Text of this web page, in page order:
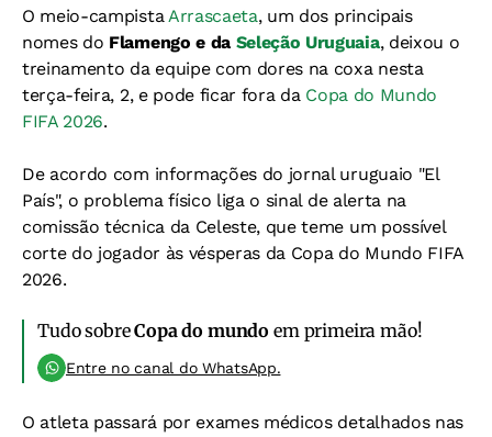
O meio-campistaArrascaeta, um dos principais
nomes do Flamengo e da Seleção Uruguaia, deixou o
treinamento da equipe com dores na coxa nesta
terça-feira, 2, e pode ficar fora da Copa do Mundo
FIFA 2026.
De acordo com informações do jornal uruguaio "El
País", o problema físico liga o sinal de alerta na
comissão técnica da Celeste, que teme um possível
corte do jogador às vésperas da Copa do Mundo FIFA
2026.
Tudo sobreCopa do mundo em primeira mão!
Entre no canal do WhatsApp.
O atleta passará por exames médicos detalhados nas